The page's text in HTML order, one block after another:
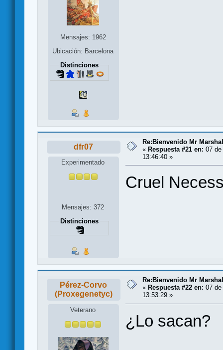
Mensajes: 1962
Ubicación: Barcelona
Distinciones
dfr07
Experimentado
Mensajes: 372
Distinciones
Re:Bienvenido Mr
« Respuesta #21 en: 07
13:46:40 »
Cruel
Pérez-Corvo
(Proxegenetyc)
Veterano
Re:Bienvenido Mr
« Respuesta #22 en: 07
13:53:29 »
¿Lo sacan?